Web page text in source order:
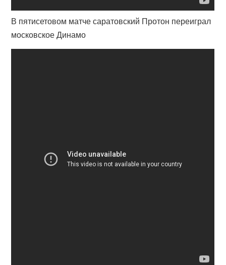
В пятисетовом матче саратовский Протон переиграл
московское Динамо